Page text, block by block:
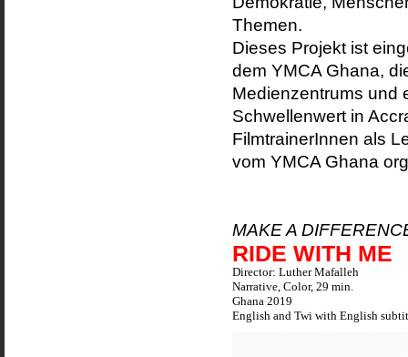
Themen.
Dieses Projekt ist
dem YMCA Ghana,
Medienzentrums und
Schwellenwert in
FilmtrainerInnen als
vom YMCA Ghana
MAKE A
RIDE WITH ME
Director: Luther Mafalleh
Narrative, Color, 29 min.
Ghana 2019
English and Twi with English